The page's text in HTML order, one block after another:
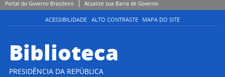
Portal do Governo Brasileiro Atualize sua Barra de Governo
ACESSIBILIDADE ALTO CONTRASTE MAPA DO SITE
Biblioteca
PRESIDÊNCIA DA REPÚBLICA